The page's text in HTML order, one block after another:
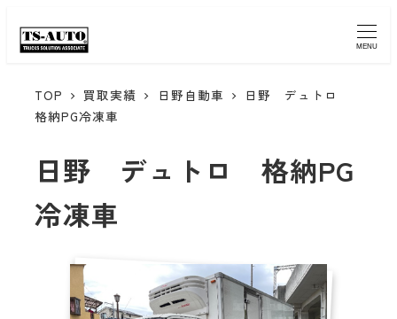
MENU
TOP 買取実績 日野自動車
日野 デュトロ
格納PG冷凍車
日野 デュトロ 格納PG
冷凍車